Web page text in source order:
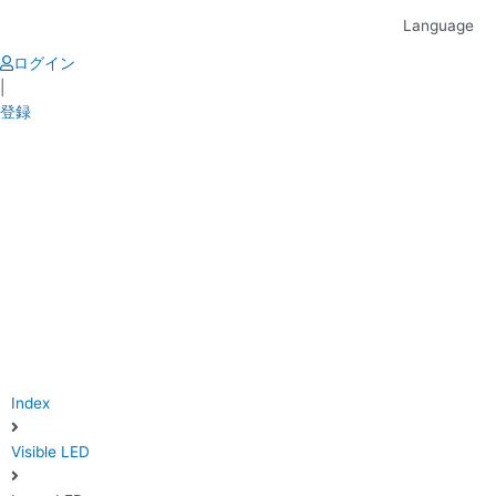
content
Language
ログイン
登録
Index
Visible LED